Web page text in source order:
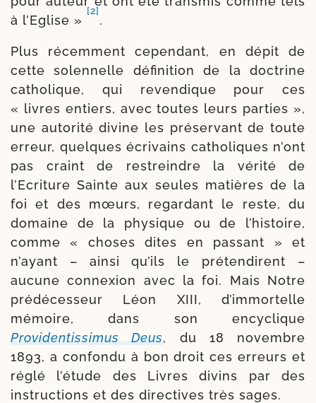
à l’Eglise »
[2]
.
Plus récem­ment cepen­dant, en dépit de
cette solen­nelle défi­ni­tion de la doc­trine
catho­lique, qui reven­dique pour ces
« livres entiers, avec toutes leurs par­ties »,
une auto­ri­té divine les pré­ser­vant de toute
erreur, quelques écri­vains catho­liques n’ont
pas craint de res­treindre la véri­té de
l’Ecriture Sainte aux seules matières de la
foi et des mœurs, regar­dant le reste, du
domaine de la phy­sique ou de l’histoire,
comme « choses dites en pas­sant » et
n’ayant – ain­si qu’ils le pré­ten­dirent –
aucune connexion avec la foi. Mais Notre
pré­dé­ces­seur Léon XIII, d’immortelle
mémoire, dans son ency­clique
Providentissimus Deus, du 18 novembre
1893, a confon­du à bon droit ces erreurs et
réglé l’étude des Livres divins par des
instruc­tions et des direc­tives très sages.